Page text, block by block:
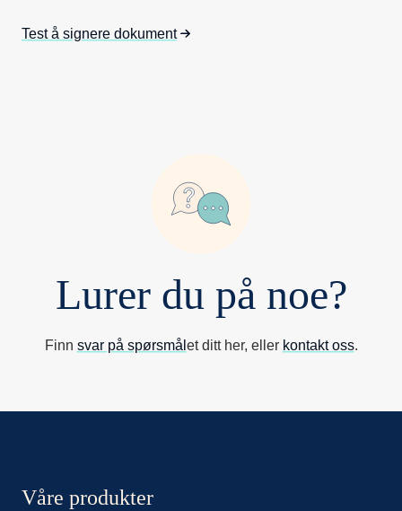
Test å signere dokument
Lurer du på noe?
Finn svar på spørsmål et ditt her, eller kontakt oss.
Nordax sidor
Våre produkter